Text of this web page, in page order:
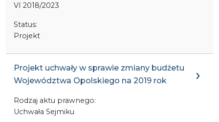
VI 2018/2023
Status:
Projekt
Projekt uchwały w sprawie zmiany budżetu
Województwa Opolskiego na 2019 rok
Rodzaj aktu prawnego:
Uchwała Sejmiku